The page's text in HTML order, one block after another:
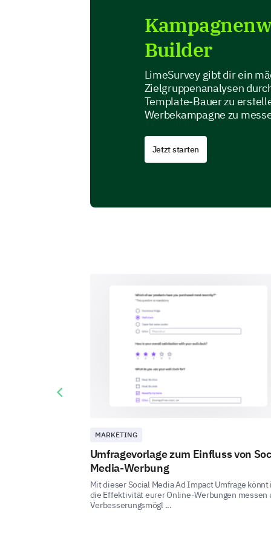
Builder
LimeSurvey gibt dir ein
Zielgruppenanalysen
Template-Bauer zu
Werbekampagne zu
Jetzt starten
MARKETING
Umfragevorlage zum Einfluss von
Media-Werbung
Mit dieser Social Media Ad Impact Umfrage könnt
die Effektivität eurer Online-Werbungen messen
Verbesserungsmögl ...
Previous slide